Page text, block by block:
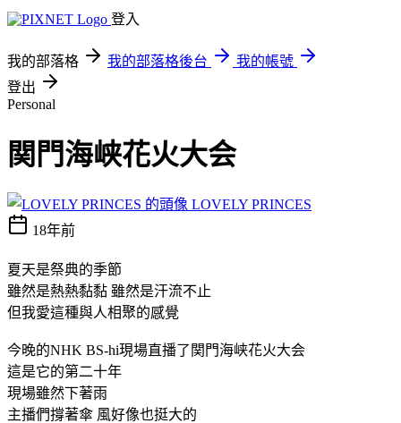
登入
我的部落格 我的部落格後台
我的帳號
登出
Personal
関門海峡花火大会
LOVELY PRINCES
18年前
夏天是祭典的季節
雖然是熱熱黏黏 雖然是汗流不止
但我愛這種與人相聚的感覺
今晚的NHK BS-hi現場直播了関門海峡花火大会
這是它的第二十年
現場雖然下著雨
主播們撐著傘 風好像也挺大的